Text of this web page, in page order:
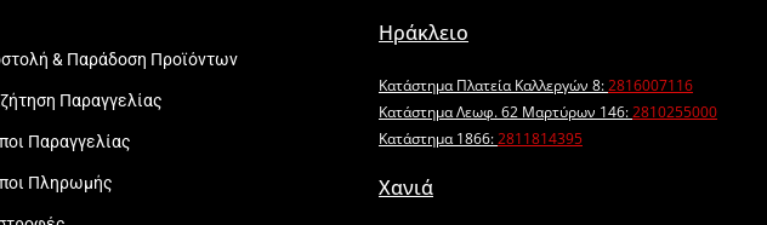
& Παράδοση Προϊόντων
Παραγγελίας
Παραγγελίας
Πληρωμής
Ηράκλειο
Κατάστημα Πλατεία Καλλεργών 8:2816007116
Κατάστημα Λεωφ. 62 Μαρτύρων 146:2810255000
Κατάστημα 1866:2811814395
Χανιά